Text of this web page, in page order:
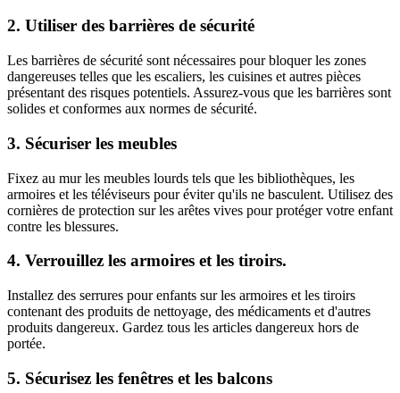
2. Utiliser des barrières de sécurité
Les barrières de sécurité sont nécessaires pour bloquer les zones
dangereuses telles que les escaliers, les cuisines et autres pièces
présentant des risques potentiels. Assurez-vous que les barrières sont
solides et conformes aux normes de sécurité.
3. Sécuriser les meubles
Fixez au mur les meubles lourds tels que les bibliothèques, les
armoires et les téléviseurs pour éviter qu'ils ne basculent. Utilisez des
cornières de protection sur les arêtes vives pour protéger votre enfant
contre les blessures.
4. Verrouillez les armoires et les tiroirs.
Installez des serrures pour enfants sur les armoires et les tiroirs
contenant des produits de nettoyage, des médicaments et d'autres
produits dangereux. Gardez tous les articles dangereux hors de
portée.
5. Sécurisez les fenêtres et les balcons